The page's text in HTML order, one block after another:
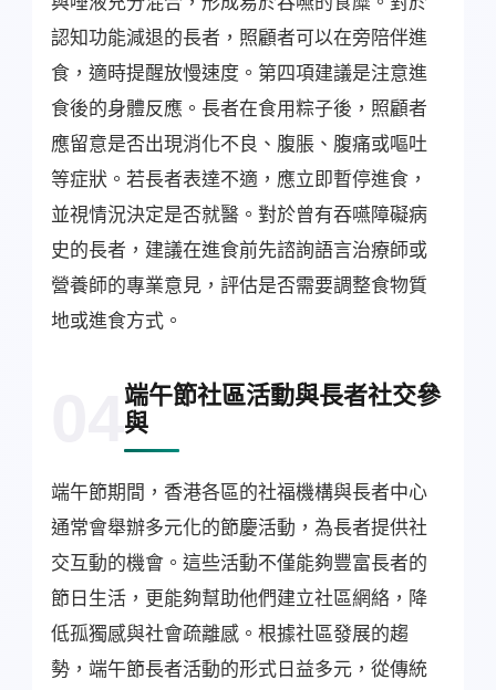
認知功能減退的長者，照顧者可以在旁陪伴進
食，適時提醒放慢速度。第四項建議是注意進
食後的身體反應。長者在食用粽子後，照顧者
應留意是否出現消化不良、腹脹、腹痛或嘔吐
等症狀。若長者表達不適，應立即暫停進食，
並視情況決定是否就醫。對於曾有吞嚥障礙病
史的長者，建議在進食前先諮詢語言治療師或
營養師的專業意見，評估是否需要調整食物質
地或進食方式。
端午節社區活動與長者社交參
與
端午節期間，香港各區的社福機構與長者中心
通常會舉辦多元化的節慶活動，為長者提供社
交互動的機會。這些活動不僅能夠豐富長者的
節日生活，更能夠幫助他們建立社區網絡，降
低孤獨感與社會疏離感。根據社區發展的趨
勢，端午節長者活動的形式日益多元，從傳統